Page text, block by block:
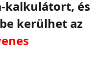
kalkulátort, és
kerülhet az